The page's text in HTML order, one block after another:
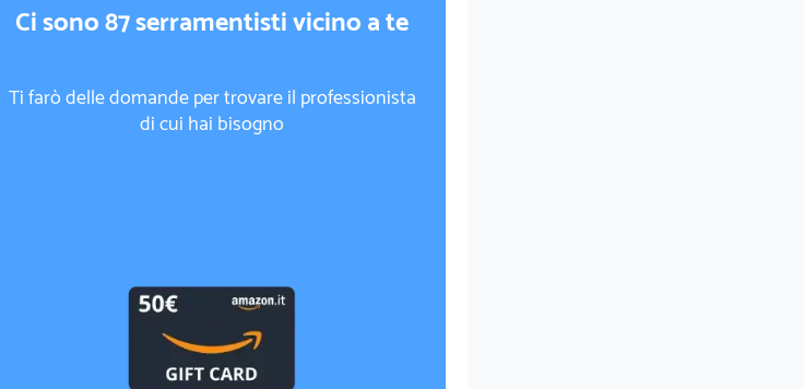
Ci sono 87 serramentisti vicino a te
Ti farò delle domande per trovare il professionista
di cui hai bisogno